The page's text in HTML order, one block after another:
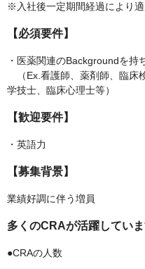
※入社後一定期間経過により適
【必須要件】
・医薬関連のBackgroundを
（Ex.看護師、薬剤師、臨床
学技士、臨床心理士等）
【歓迎要件】
・英語力
【募集背景】
業績好調に伴う増員
多くのCRAが活躍してい
●CRAの人数